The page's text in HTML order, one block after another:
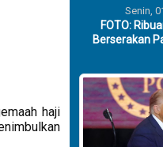
haji
Senin,
FOTO:
Berserakan